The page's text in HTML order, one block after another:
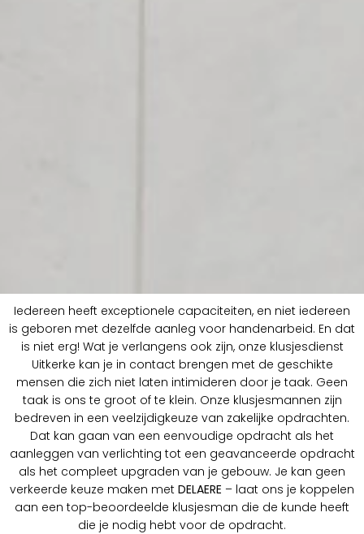
Iedereen heeft exceptionele capaciteiten, en niet iedereen
is geboren met dezelfde aanleg voor handenarbeid. En dat
is niet erg! Wat je verlangens ook zijn, onze klusjesdienst
Uitkerke kan je in contact brengen met de geschikte
mensen die zich niet laten intimideren door je taak. Geen
taak is ons te groot of te klein. Onze klusjesmannen zijn
bedreven in een veelzijdigkeuze van zakelijke opdrachten.
Dat kan gaan van een eenvoudige opdracht als het
aanleggen van verlichting tot een geavanceerde opdracht
als het compleet upgraden van je gebouw. Je kan geen
verkeerde keuze maken met DELAERE – laat ons je koppelen
aan een top-beoordeelde klusjesman die de kunde heeft
die je nodig hebt voor de opdracht.